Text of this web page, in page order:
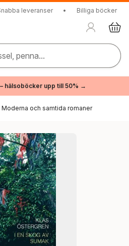
leveranser • Billiga böcker
penna...
hälsoböcker upp till 50% →
Moderna och samtida romaner